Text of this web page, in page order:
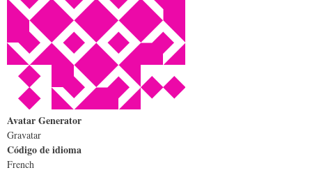
Avatar Generator
Gravatar
Código de idioma
French